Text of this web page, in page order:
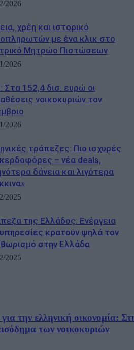
2026
χρέη και ιστορικό
με ένα κλικ στο
Μητρώο Πιστώσεων
2026
Στα 152,4 δισ. ευρώ οι
νοικοκυριών τον
2026
τράπεζες: Πιο ισχυρές
κερδοφόρες – νέα deals,
δάνεια και λιγότερα
2025
της Ελλάδος: Ενέργεια
υπηρεσίες κρατούν ψηλά τον
στην Ελλάδα
2025
την ελληνική οικονομία:
των νοικοκυριών